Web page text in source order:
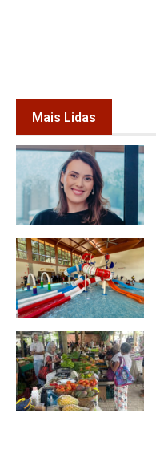
Mais Lidas